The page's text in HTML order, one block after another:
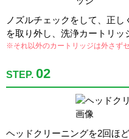
ノズルチェックをして、正
を取り外し、洗浄カートリッ
※それ以外のカートリッジは外さず
STEP. 02
ヘッドクリーニングを2回ほ